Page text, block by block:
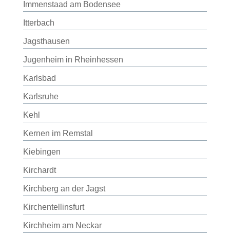
Immenstaad am Bodensee
Itterbach
Jagsthausen
Jugenheim in Rheinhessen
Karlsbad
Karlsruhe
Kehl
Kernen im Remstal
Kiebingen
Kirchardt
Kirchberg an der Jagst
Kirchentellinsfurt
Kirchheim am Neckar